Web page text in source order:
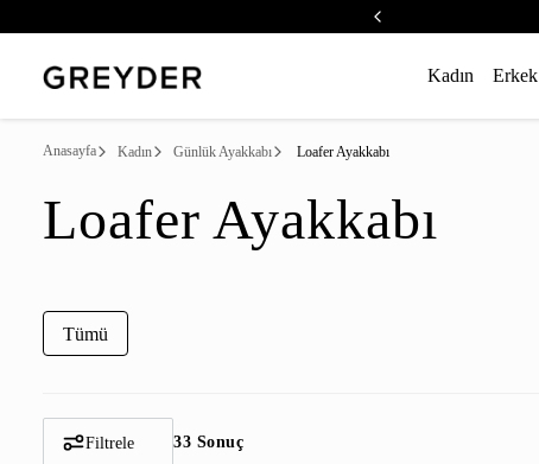
Kadın Erkek
Anasayfa Kadın Günlük Ayakkabı Loafer Ayakkabı
Loafer Ayakkabı
Tümü
Filtrele 33 Sonuç